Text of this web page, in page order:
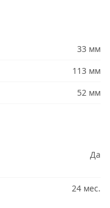
33 мм
113 мм
52 мм
Да
24 мес.